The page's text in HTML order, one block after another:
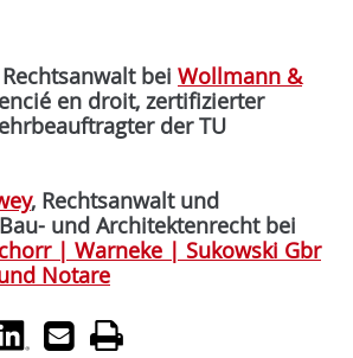
Rechtsanwalt bei Wollmann &
en droit, zertifizierter
der TU
, Rechtsanwalt und
und Architektenrecht bei
| Warneke | Sukowski Gbr
Notare